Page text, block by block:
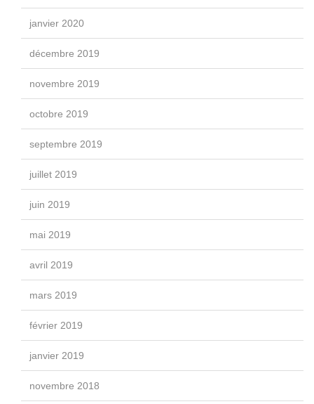
janvier 2020
décembre 2019
novembre 2019
octobre 2019
septembre 2019
juillet 2019
juin 2019
mai 2019
avril 2019
mars 2019
février 2019
janvier 2019
novembre 2018